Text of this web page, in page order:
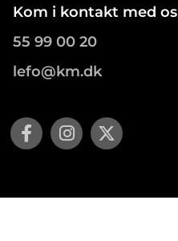
Kom i kontakt med os
55 99 00 20
lefo@km.dk